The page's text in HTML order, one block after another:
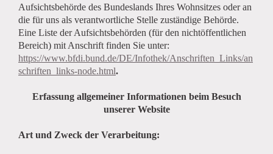
Aufsichtsbehörde des Bundeslands Ihres Wohnsitzes oder an
die für uns als verantwortliche Stelle zuständige Behörde.
Eine Liste der Aufsichtsbehörden (für den nichtöffentlichen
Bereich) mit Anschrift finden Sie unter:
https://www.bfdi.bund.de/DE/Infothek/Anschriften_Links/an
schriften_links-node.html.
Erfassung allgemeiner Informationen beim Besuch
unserer Website
Art und Zweck der Verarbeitung: